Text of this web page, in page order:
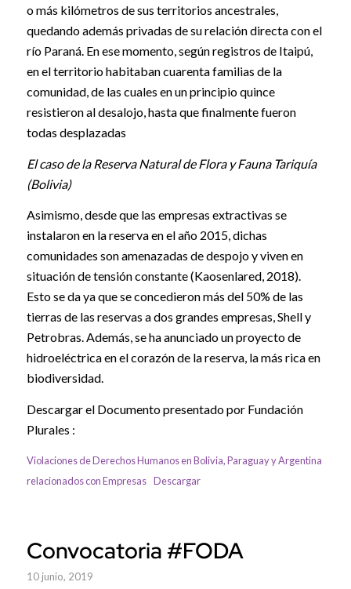
o más kilómetros de sus territorios ancestrales,
quedando además privadas de su relación directa con el
río Paraná. En ese momento, según registros de Itaipú,
en el territorio habitaban cuarenta familias de la
comunidad, de las cuales en un principio quince
resistieron al desalojo, hasta que finalmente fueron
todas desplazadas
El caso de la Reserva Natural de Flora y Fauna Tariquía
(Bolivia)
Asimismo, desde que las empresas extractivas se
instalaron en la reserva en el año 2015, dichas
comunidades son amenazadas de despojo y viven en
situación de tensión constante (Kaosenlared, 2018).
Esto se da ya que se concedieron más del 50% de las
tierras de las reservas a dos grandes empresas, Shell y
Petrobras. Además, se ha anunciado un proyecto de
hidroeléctrica en el corazón de la reserva, la más rica en
biodiversidad.
Descargar el Documento presentado por Fundación
Plurales :
Violaciones de Derechos Humanos en Bolivia, Paraguay y Argentina
relacionados con Empresas Descargar
Convocatoria #FODA
10 junio, 2019